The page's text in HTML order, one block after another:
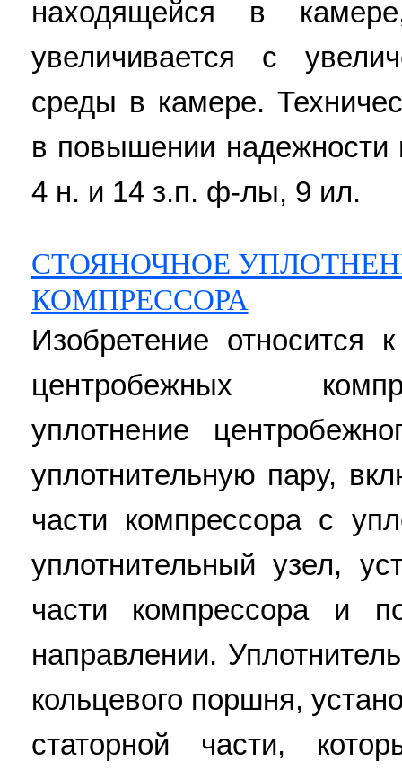
находящейся в
увеличивается с
среды в камере.
в повышении надежности
4 н. и 14 з.п. ф-лы, 9 ил.
СТОЯНОЧНОЕ
КОМПРЕССОРА
Изобретение относится
центробежных
уплотнение
уплотнительную пару,
части компрессора с
уплотнительный узел,
части компрессора и
направлении.
кольцевого поршня,
статорной части,